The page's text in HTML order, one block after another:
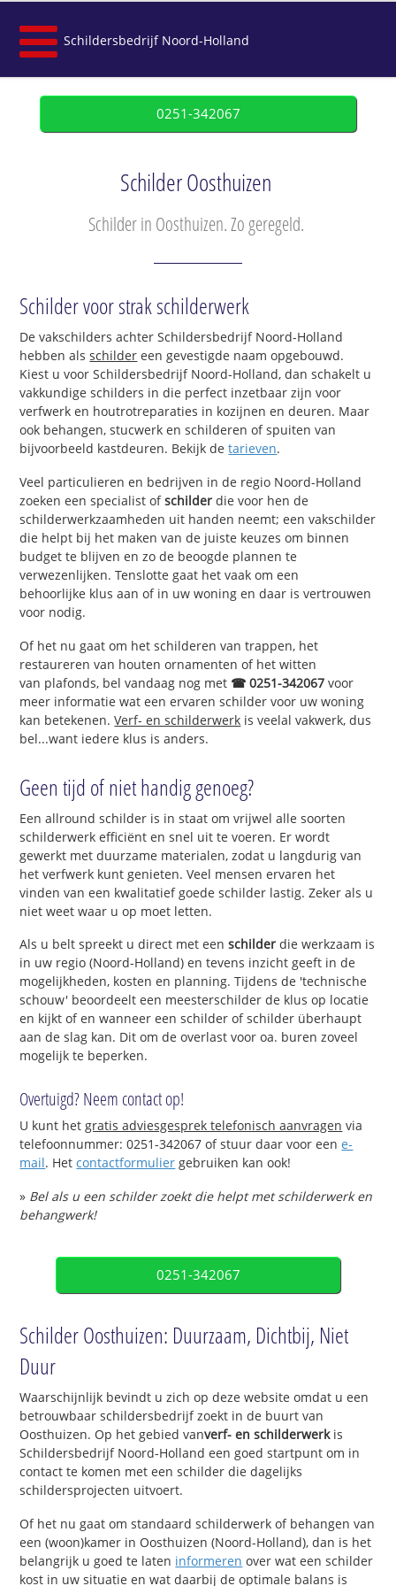
Schildersbedrijf Noord-Holland
0251-342067
Schilder Oosthuizen
Schilder in Oosthuizen. Zo geregeld.
Schilder voor strak schilderwerk
De vakschilders achter Schildersbedrijf Noord-Holland
hebben alsschilder een gevestigde naam opgebouwd.
Kiest u voor Schildersbedrijf Noord-Holland, dan schakelt u
vakkundige schilders in die perfect inzetbaar zijn voor
verfwerk en houtrotreparaties in kozijnen en deuren. Maar
ook behangen, stucwerk en schilderen of spuiten van
bijvoorbeeld kastdeuren. Bekijk detarieven.
Veel particulieren en bedrijven in de regio Noord-Holland
zoeken een specialist ofschilder die voor hen de
schilderwerkzaamheden uit handen neemt; een vakschilder
die helpt bij het maken van de juiste keuzes om binnen
budget te blijven en zo de beoogde plannen te
verwezenlijken. Tenslotte gaat het vaak om een
behoorlijke klus aan of in uw woning en daar is vertrouwen
voor nodig.
Of het nu gaat om het schilderen van trappen, het
restaureren van houten ornamenten of het witten
van plafonds, bel vandaag nog met ☎ 0251-342067 voor
meer informatie wat een ervaren schilder voor uw woning
kan betekenen.Verf- en schilderwerk is veelal vakwerk, dus
bel...want iedere klus is anders.
Geen tijd of niet handig genoeg?
Een allround schilder is in staat om vrijwel alle soorten
schilderwerk efficiënt en snel uit te voeren. Er wordt
gewerkt met duurzame materialen, zodat u langdurig van
het verfwerk kunt genieten. Veel mensen ervaren het
vinden van een kwalitatief goede schilder lastig. Zeker als u
niet weet waar u op moet letten.
Als u belt spreekt u direct met eenschilder die werkzaam is
in uw regio (Noord-Holland) en tevens inzicht geeft in de
mogelijkheden, kosten en planning. Tijdens de 'technische
schouw' beoordeelt een meesterschilder de klus op locatie
en kijkt of en wanneer een schilder of schilder überhaupt
aan de slag kan. Dit om de overlast voor oa. buren zoveel
mogelijk te beperken.
Overtuigd? Neem contact op!
U kunt hetgratis adviesgesprek telefonisch aanvragen via
telefoonnummer: 0251-342067 of stuur daar voor eene-
mail. Hetcontactformulier gebruiken kan ook!
» Bel als u een schilder zoekt die helpt met schilderwerk en
behangwerk!
0251-342067
Schilder Oosthuizen: Duurzaam, Dichtbij, Niet
Duur
Waarschijnlijk bevindt u zich op deze website omdat u een
betrouwbaar schildersbedrijf zoekt in de buurt van
Oosthuizen. Op het gebied vanverf- en schilderwerkis
Schildersbedrijf Noord-Holland een goed startpunt om in
contact te komen met een schilder die dagelijks
schildersprojecten uitvoert.
Of het nu gaat om standaard schilderwerk of behangen van
een (woon)kamer in Oosthuizen (Noord-Holland), dan is het
belangrijk u goed te laten informeren over wat een schilder
kost in uw situatie en wat daarbij de optimale balans is